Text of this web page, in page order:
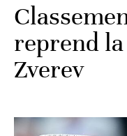
reprend
Zverev